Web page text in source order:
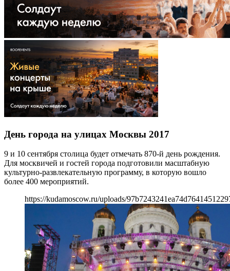
День города на улицах Москвы 2017
9 и 10 сентября столица будет отмечать 870-й день рождения.
Для москвичей и гостей города подготовили масштабную
культурно-развлекательную программу, в которую вошло
более 400 мероприятий.
https://kudamoscow.ru/uploads/